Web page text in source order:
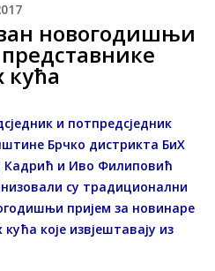
новогодишњи
кућа
и потпредсједник
Брчко дистрикта БиХ
Кадрић и Иво Филиповић
су традиционални
пријем за новинаре
које извјештавају из